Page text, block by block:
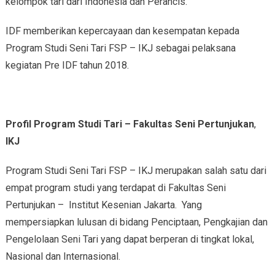
IDF memberikan kepercayaan dan kesempatan kepada
Program Studi Seni Tari FSP – IKJ sebagai pelaksana
kegiatan Pre IDF tahun 2018.
Profil Program Studi Tari – Fakultas Seni Pertunjukan,
IKJ
Program Studi Seni Tari FSP – IKJ merupakan salah satu dari
empat program studi yang terdapat di Fakultas Seni
Pertunjukan – Institut Kesenian Jakarta. Yang
mempersiapkan lulusan di bidang Penciptaan, Pengkajian dan
Pengelolaan Seni Tari yang dapat berperan di tingkat lokal,
Nasional dan Internasional.